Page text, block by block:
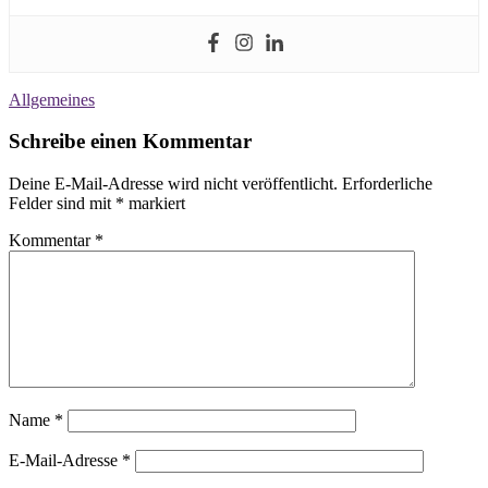
Allgemeines
Schreibe einen Kommentar
Deine E-Mail-Adresse wird nicht veröffentlicht. Erforderliche
Felder sind mit * markiert
Kommentar *
Name *
E-Mail-Adresse *